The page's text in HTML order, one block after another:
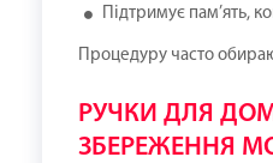
Підтримує пам’ять,
Процедуру часто
РУЧКИ ДЛЯ
ЗБЕРЕЖЕННЯ